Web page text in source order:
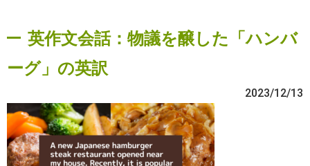
英作文会話：物議を醸した「ハンバ
ーグ」の英訳
2023/12/13